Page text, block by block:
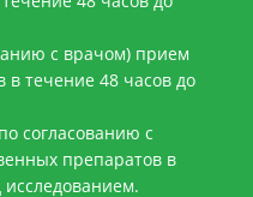
с врачом) прием
в течение 48 часов до
согласованию с
препаратов в